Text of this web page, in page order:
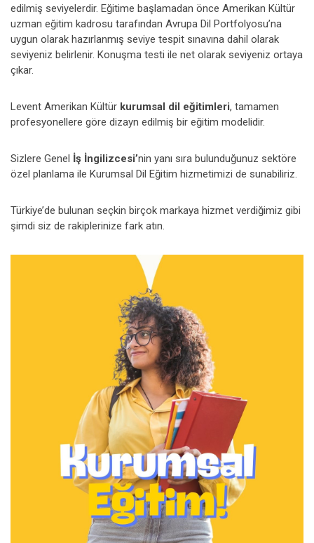
edilmiş seviyelerdir. Eğitime başlamadan önce Amerikan Kültür
uzman eğitim kadrosu tarafından Avrupa Dil Portfolyosu’na
uygun olarak hazırlanmış seviye tespit sınavına dahil olarak
seviyeniz belirlenir. Konuşma testi ile net olarak seviyeniz ortaya
çıkar.
Levent Amerikan Kültür kurumsal dil eğitimleri, tamamen
profesyonellere göre dizayn edilmiş bir eğitim modelidir.
Sizlere Genel İş İngilizcesi’nin yanı sıra bulunduğunuz sektöre
özel planlama ile Kurumsal Dil Eğitim hizmetimizi de sunabiliriz.
Türkiye’de bulunan seçkin birçok markaya hizmet verdiğimiz gibi
şimdi siz de rakiplerinize fark atın.